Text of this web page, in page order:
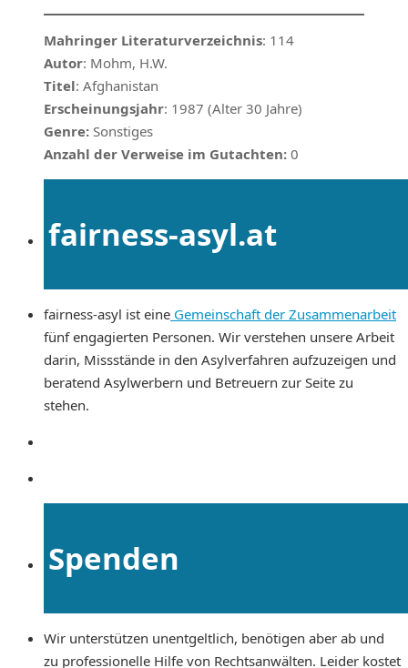
Mahringer Literaturverzeichnis: 114
Autor: Mohm, H.W.
Titel: Afghanistan
Erscheinungsjahr: 1987 (Alter 30 Jahre)
Genre: Sonstiges
Anzahl der Verweise im Gutachten: 0
fairness-asyl.at
fairness-asyl ist eine Gemeinschaft der Zusammenarbeit
fünf engagierten Personen. Wir verstehen unsere Arbeit
darin, Missstände in den Asylverfahren aufzuzeigen und
beratend Asylwerbern und Betreuern zur Seite zu
stehen.
Spenden
Wir unterstützen unentgeltlich, benötigen aber ab und
zu professionelle Hilfe von Rechtsanwälten. Leider kostet